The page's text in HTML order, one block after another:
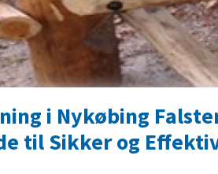
i Nykøbing
til Sikker og